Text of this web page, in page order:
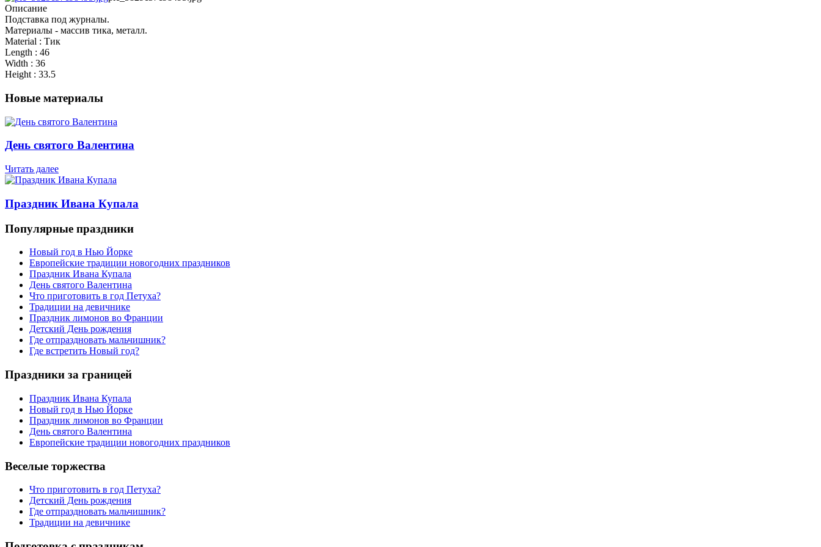
Описание
Подставка под журналы.
Материалы - массив тика, металл.
Material : Тик
Length : 46
Width : 36
Height : 33.5
Новые материалы
День святого Валентина
Читать далее
Праздник Ивана Купала
Популярные праздники
Новый год в Нью Йорке
Европейские традиции новогодних праздников
Праздник Ивана Купала
День святого Валентина
Что приготовить в год Петуха?
Традиции на девичнике
Праздник лимонов во Франции
Детский День рождения
Где отпраздновать мальчишник?
Где встретить Новый год?
Праздники за границей
Праздник Ивана Купала
Новый год в Нью Йорке
Праздник лимонов во Франции
День святого Валентина
Европейские традиции новогодних праздников
Веселые торжества
Что приготовить в год Петуха?
Детский День рождения
Где отпраздновать мальчишник?
Традиции на девичнике